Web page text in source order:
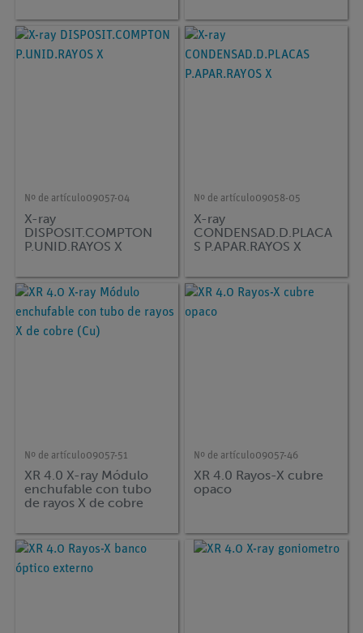
Nº de artículo09057-04
X-ray
DISPOSIT.COMPTON
P.UNID.RAYOS X
Nº de artículo09058-05
X-ray
CONDENSAD.D.PLACA
S P.APAR.RAYOS X
Nº de artículo09057-51
XR 4.0 X-ray Módulo
enchufable con tubo
de rayos X de cobre
Nº de artículo09057-46
XR 4.0 Rayos-X cubre
opaco